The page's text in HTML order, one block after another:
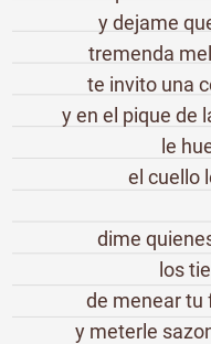
y dejame
tremenda
te invito una
y en el pique de
le
el cuello
dime
los
de menear tu
y meterle